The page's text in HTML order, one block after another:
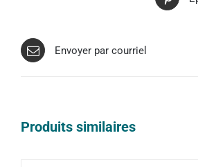
Envoyer par courriel
Produits similaires